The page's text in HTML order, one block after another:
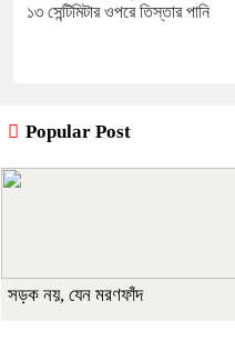
১৩ সেন্টিমিটার ওপরে তিস্তার পানি
Popular Post
সড়ক নয়, যেন মরণফাঁদ